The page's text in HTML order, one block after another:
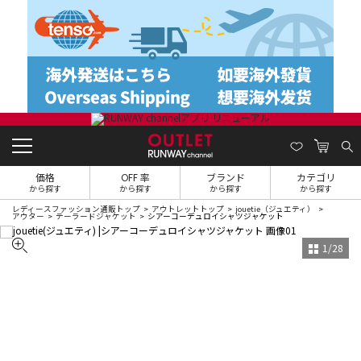
価格
から探す
OFF 率
から探す
ブランド
から探す
カテゴリ
から探す
レディースファッション通販トップ アウトレットトップ jouetie（ジュエティ）
アウター テーラードジャケット シアーコーデュロイシャツジャケット
1 /28